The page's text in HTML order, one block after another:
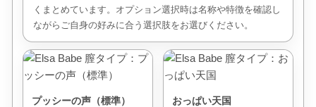
くまとめています。オプション選択時は名称や特徴を確認し
ながらご自身の好みに合う選択肢をお選びください。
プッシーの声（標準） おっぱい天国